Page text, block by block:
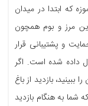
که ابتدا در میدان
مرز و بوم همچون
و پشتیبانی قرار
داده شده است. اگر
بازدید از باغ
شما به هنگام بازدید